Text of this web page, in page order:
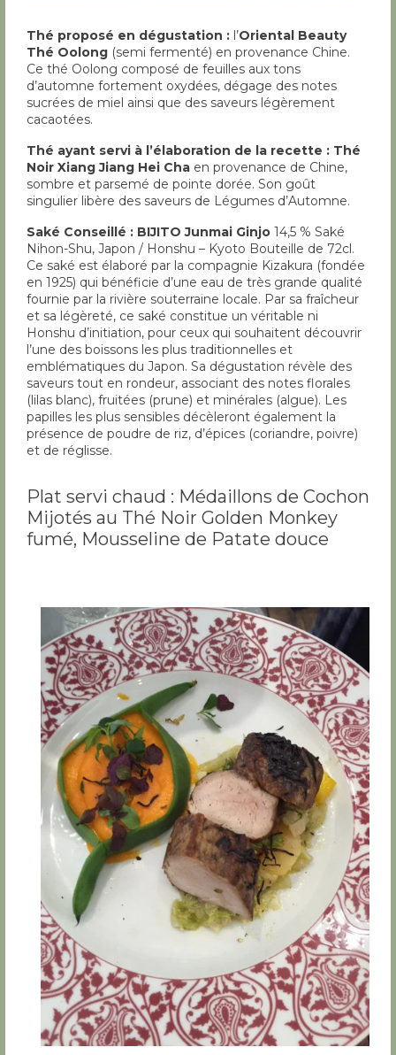
Thé proposé en dégustation : l’Oriental Beauty
Thé Oolong (semi fermenté) en provenance Chine.
Ce thé Oolong composé de feuilles aux tons
d’automne fortement oxydées, dégage des notes
sucrées de miel ainsi que des saveurs légèrement
cacaotées.
Thé ayant servi à l’élaboration de la recette : Thé
Noir Xiang Jiang Hei Cha en provenance de Chine,
sombre et parsemé de pointe dorée. Son goût
singulier libère des saveurs de Légumes d’Automne.
Saké Conseillé : BIJITO Junmai Ginjo 14,5 % Saké
Nihon-Shu, Japon / Honshu – Kyoto Bouteille de 72cl.
Ce saké est élaboré par la compagnie Kizakura (fondée
en 1925) qui bénéficie d’une eau de très grande qualité
fournie par la rivière souterraine locale. Par sa fraîcheur
et sa légèreté, ce saké constitue un véritable ni
Honshu d’initiation, pour ceux qui souhaitent découvrir
l’une des boissons les plus traditionnelles et
emblématiques du Japon. Sa dégustation révèle des
saveurs tout en rondeur, associant des notes florales
(lilas blanc), fruitées (prune) et minérales (algue). Les
papilles les plus sensibles décèleront également la
présence de poudre de riz, d’épices (coriandre, poivre)
et de réglisse.
Plat servi chaud : Médaillons de Cochon
Mijotés au Thé Noir Golden Monkey
fumé, Mousseline de Patate douce